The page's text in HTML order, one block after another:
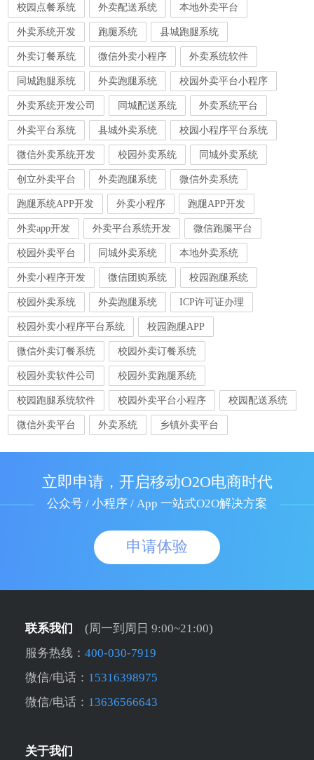
校园点餐系统 外卖配送系统 本地外卖平台
外卖系统开发 跑腿系统 县城跑腿系统
外卖订餐系统 微信外卖小程序 外卖系统软件
同城跑腿系统 外卖跑腿系统 校园外卖平台小程序
外卖系统开发公司 同城配送系统 外卖系统平台
外卖平台系统 县城外卖系统 校园小程序平台系统
微信外卖系统开发 校园外卖系统 同城外卖系统
创立外卖平台 外卖跑腿系统 微信外卖系统
跑腿系统APP开发 外卖小程序 跑腿APP开发
外卖app开发 外卖平台系统开发 微信跑腿平台
校园外卖平台 同城外卖系统 本地外卖系统
外卖小程序开发 微信团购系统 校园跑腿系统
校园外卖系统 外卖跑腿系统 ICP许可证办理
校园外卖小程序平台系统 校园跑腿APP
微信外卖订餐系统 校园外卖订餐系统
校园外卖软件公司 校园外卖跑腿系统
校园跑腿系统软件 校园外卖平台小程序 校园配送系统
微信外卖平台 外卖系统 乡镇外卖平台
立即申请，开启移动O2O电商时代
公众号 / 小程序 / App 一站式O2O解决方案
申请体验
联系我们
(周一到周日 9:00~21:00)
服务热线： 400-030-7919
微信/电话： 15316398975
微信/电话： 13636566643
关于我们